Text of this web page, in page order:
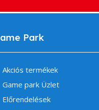
Park
Akciós termékek
Game park Üzlet
Előrendelések